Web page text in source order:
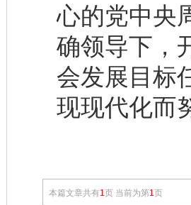
心的党中央
确领导下，
会发展目标
现现代化而
本篇文章共有1页 当前为第1页